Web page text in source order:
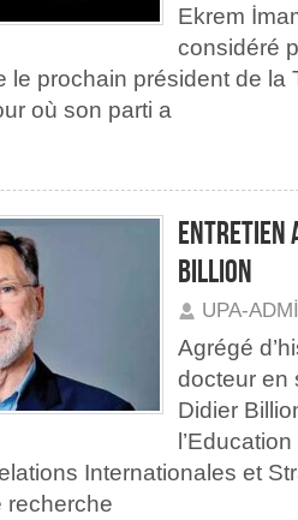
Ekrem
considéré
le prochain président de la
où son parti a
ENTRETIEN
BILLION
UPA-
Agrégé
docteur en
Didier
Internationales et
recherche